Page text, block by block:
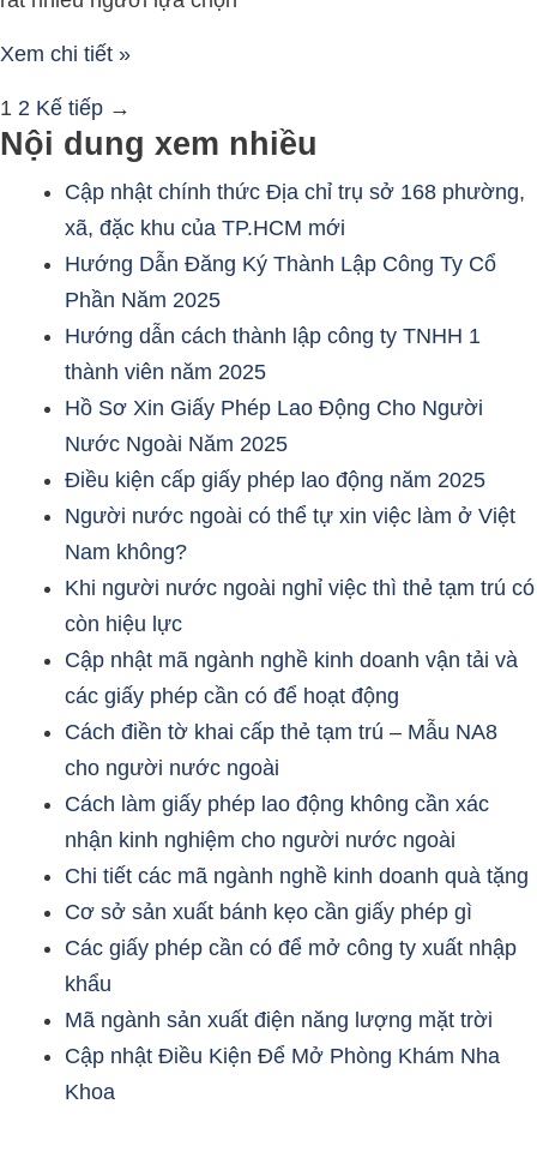
Xem chi tiết »
1 2 Kế tiếp →
Nội dung xem nhiều
Cập nhật chính thức Địa chỉ trụ sở 168 phường,
xã, đặc khu của TP.HCM mới
Hướng Dẫn Đăng Ký Thành Lập Công Ty Cổ
Phần Năm 2025
Hướng dẫn cách thành lập công ty TNHH 1
thành viên năm 2025
Hồ Sơ Xin Giấy Phép Lao Động Cho Người
Nước Ngoài Năm 2025
Điều kiện cấp giấy phép lao động năm 2025
Người nước ngoài có thể tự xin việc làm ở Việt
Nam không?
Khi người nước ngoài nghỉ việc thì thẻ tạm trú có
còn hiệu lực
Cập nhật mã ngành nghề kinh doanh vận tải và
các giấy phép cần có để hoạt động
Cách điền tờ khai cấp thẻ tạm trú – Mẫu NA8
cho người nước ngoài
Cách làm giấy phép lao động không cần xác
nhận kinh nghiệm cho người nước ngoài
Chi tiết các mã ngành nghề kinh doanh quà tặng
Cơ sở sản xuất bánh kẹo cần giấy phép gì
Các giấy phép cần có để mở công ty xuất nhập
khẩu
Mã ngành sản xuất điện năng lượng mặt trời
Cập nhật Điều Kiện Để Mở Phòng Khám Nha
Khoa